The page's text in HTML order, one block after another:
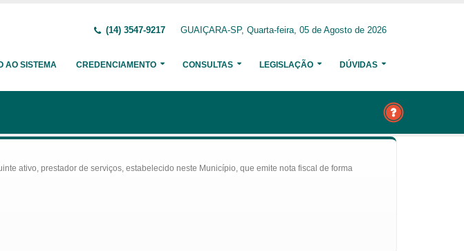
(14) 3547-9217 GUAIÇARA-SP, Quarta-feira, 05 de Agosto de 2026
AO SISTEMA CREDENCIAMENTO CONSULTAS LEGISLAÇÃO DÚVIDAS
ativo, prestador de serviços, estabelecido neste Município, que emite nota fiscal de forma